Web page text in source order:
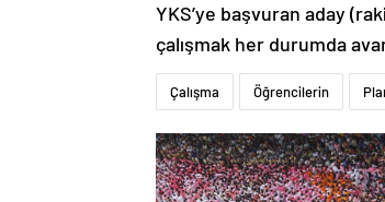
YKS’ye başvuran aday
çalışmak her durumda
Çalışma Öğrencilerin